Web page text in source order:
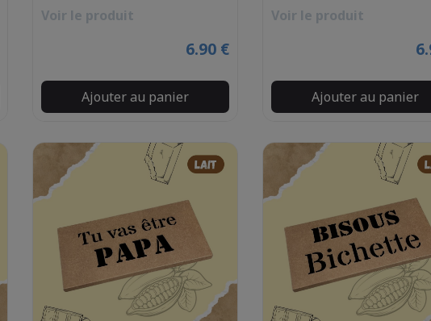
Voir le produit
6.90 €
Ajouter au panier
Voir le produit
Ajouter au panier